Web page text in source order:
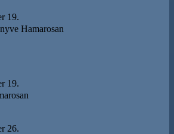
19.
Hamarosan
19.
26.